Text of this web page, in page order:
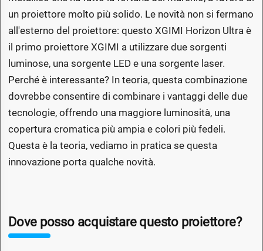
un proiettore molto più solido. Le novità non si fermano
all'esterno del proiettore: questo XGIMI Horizon Ultra è
il primo proiettore XGIMI a utilizzare due sorgenti
luminose, una sorgente LED e una sorgente laser.
Perché è interessante? In teoria, questa combinazione
dovrebbe consentire di combinare i vantaggi delle due
tecnologie, offrendo una maggiore luminosità, una
copertura cromatica più ampia e colori più fedeli.
Questa è la teoria, vediamo in pratica se questa
innovazione porta qualche novità.
Dove posso acquistare questo proiettore?